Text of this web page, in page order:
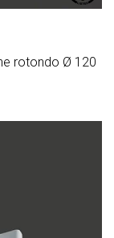
rotondo Ø 120